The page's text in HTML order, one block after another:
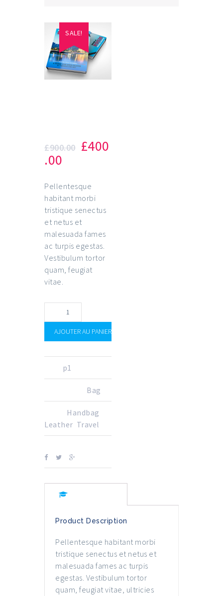
SALE!
£900.00 £400
.00
Pellentesque
habitant morbi
tristique senectus
et netus et
malesuada fames
ac turpis egestas.
Vestibulum tortor
quam, feugiat
vitae.
AJOUTER AU PANIER
p1
Bag
Handbag
Leather, Travel
Product Description
Pellentesque habitant morbi
tristique senectus et netus et
malesuada fames ac turpis
egestas. Vestibulum tortor
quam, feugiat vitae, ultricies